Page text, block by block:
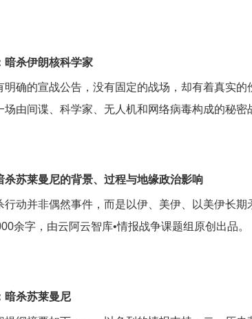
暗杀伊朗核科学家
明确的宣战公告，没有固定的战场，却有着真实
由间谍、科学家、无人机和网络病毒构成的秘密
杀苏莱曼尼的背景、过程与地缘政治影响
行动并非偶然事件，而是以伊、美伊、以美伊长
余字，由云阿云智库•情报战争课题组原创出品。
暗杀苏莱曼尼